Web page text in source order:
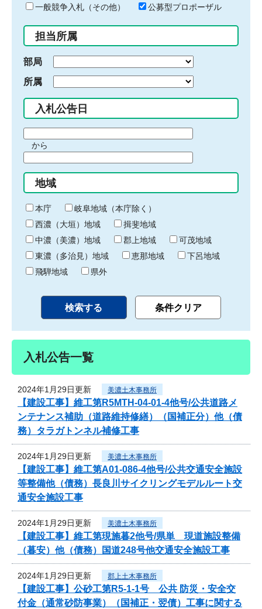
ド
入
力
一般競争入札（その他）
公募型プロポーザル
担当所属
部局
所属
入札公告日
間
始
り
から
間
終
わ
り
地域
本庁
岐阜地域（本庁除く）
西濃（大垣）地域
揖斐地域
中濃（美濃）地域
郡上地域
可茂地域
東濃（多治見）地域
恵那地域
下呂地域
飛騨地域
県外
入札公告一覧
2024年1月29日更新 美濃土木事務所
【建設工事】維工第R5MTH-04-01-4他号/公共道路メ
ンテナンス補助（道路維持修繕）（国補正分）他（債
務）タラガトンネル補修工事
2024年1月29日更新 美濃土木事務所
【建設工事】維工第A01-086-4他号/公共交通安全施設
等整備他（債務）長良川サイクリングモデルルート交
通安全施設工事
2024年1月29日更新 美濃土木事務所
【建設工事】維工第現施暮2他号/県単 現道施設整備
（暮安）他（債務）国道248号他交通安全施設工事
2024年1月29日更新 郡上土木事務所
【建設工事】公砂工第R5-1-1号 公共 防災・安全交
付金（通常砂防事業）（国補正・翌債）工事に関する